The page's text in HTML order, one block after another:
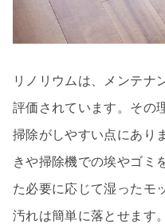
リノリウムは、メンテナ
評価されています。その
掃除がしやすい点にあり
きや掃除機での埃やゴミ
た必要に応じて湿ったモ
汚れは簡単に落とせます